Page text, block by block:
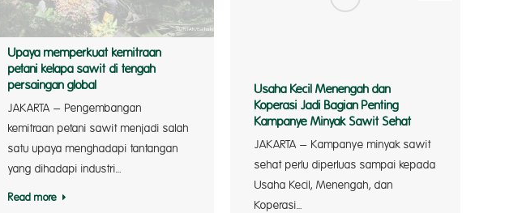
Upaya memperkuat kemitraan
petani kelapa sawit di tengah
persaingan global
JAKARTA – Pengembangan
kemitraan petani sawit menjadi salah
satu upaya menghadapi tantangan
yang dihadapi industri…
Read more
Usaha Kecil Menengah dan
Koperasi Jadi Bagian Penting
Kampanye Minyak Sawit Sehat
JAKARTA – Kampanye minyak sawit
sehat perlu diperluas sampai kepada
Usaha Kecil, Menengah, dan
Koperasi…